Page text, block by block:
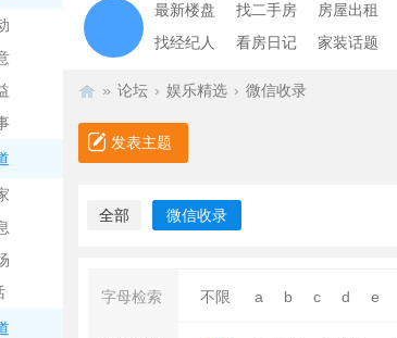
最新楼盘 找二手房
房屋出租
找经纪人
看房日记 家装话题
» 论坛 › 娱乐精选 › 微信收录
发表主题
全部 微信收录
字母检索 不限 a b c d e